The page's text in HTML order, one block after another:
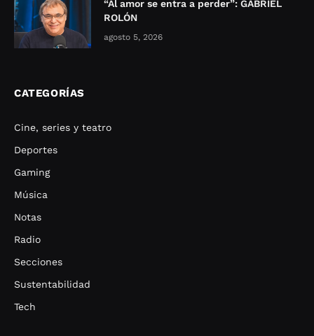
“Al amor se entra a perder”: GABRIEL
ROLÓN
agosto 5, 2026
CATEGORÍAS
Cine, series y teatro
Deportes
Gaming
Música
Notas
Radio
Secciones
Sustentabilidad
Tech